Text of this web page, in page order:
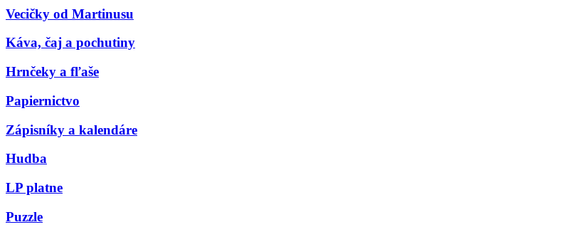
Vecičky od Martinusu
Káva, čaj a pochutiny
Hrnčeky a fľaše
Papiernictvo
Zápisníky a kalendáre
Hudba
LP platne
Puzzle